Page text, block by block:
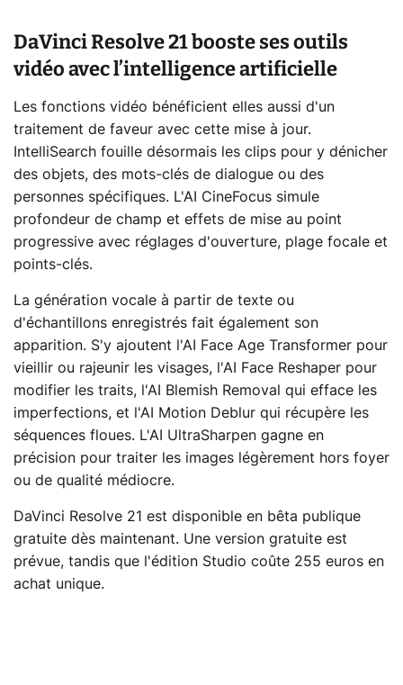
DaVinci Resolve 21 booste ses outils
vidéo avec l’intelligence artificielle
Les fonctions vidéo bénéficient elles aussi d'un
traitement de faveur avec cette mise à jour.
IntelliSearch fouille désormais les clips pour y dénicher
des objets, des mots-clés de dialogue ou des
personnes spécifiques. L'AI CineFocus simule
profondeur de champ et effets de mise au point
progressive avec réglages d'ouverture, plage focale et
points-clés.
La génération vocale à partir de texte ou
d'échantillons enregistrés fait également son
apparition. S'y ajoutent l'AI Face Age Transformer pour
vieillir ou rajeunir les visages, l'AI Face Reshaper pour
modifier les traits, l'AI Blemish Removal qui efface les
imperfections, et l'AI Motion Deblur qui récupère les
séquences floues. L'AI UltraSharpen gagne en
précision pour traiter les images légèrement hors foyer
ou de qualité médiocre.
DaVinci Resolve 21 est disponible en bêta publique
gratuite dès maintenant. Une version gratuite est
prévue, tandis que l'édition Studio coûte 255 euros en
achat unique.